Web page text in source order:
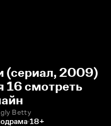
(сериал, 2009)
16 смотреть
Betty
18+